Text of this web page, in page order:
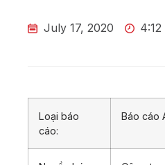
July 17, 2020 4:12
Loại báo
cáo:
Báo cáo